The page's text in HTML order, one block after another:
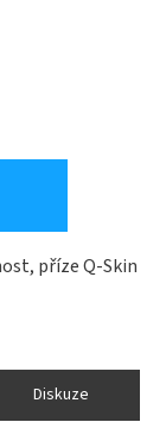
příze Q-Skin
Diskuze